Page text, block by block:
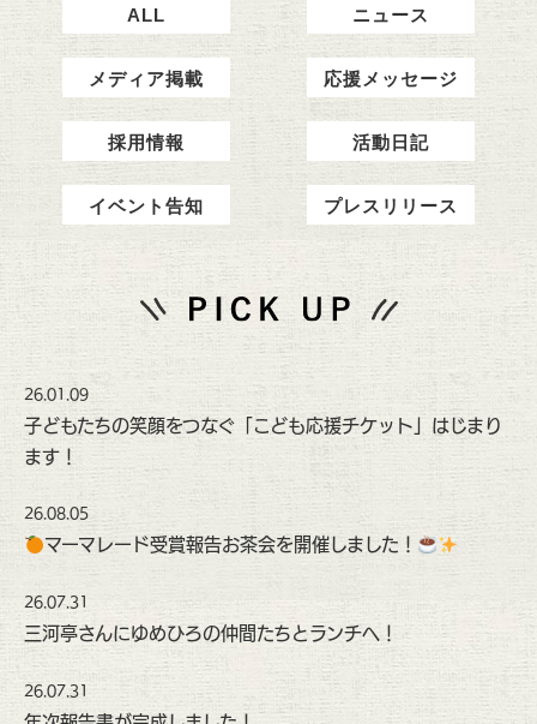
ALL ニュース
メディア掲載 応援メッセージ
採用情報 活動日記
イベント告知 プレスリリース
26.01.09
子どもたちの笑顔をつなぐ「こども応援チケット」はじまり
ます！
26.08.05
マーマレード受賞報告お茶会を開催しました！
26.07.31
三河亭さんにゆめひろの仲間たちとランチへ！
26.07.31